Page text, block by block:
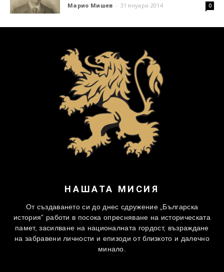
Марио Мишев - 31 януари 2014 0
НАШАТА МИСИЯ
От създаването си до днес сдружение „Българска
история” работи в посока опресняване на историческата
памет, засилване на националната гордост, възраждане
на забравени личности и епизоди от близкото и далечно
минало.